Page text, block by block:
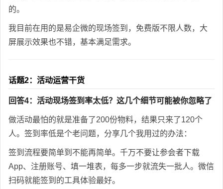
的。
我目前在用的是易企微的现场签到，免费版不限人数，大
屏展示效果也不错，基本满足需求。
话题2：活动运营干货
回答4：活动现场签到率太低？这几个细节可能被你忽略了
做活动最怕的就是准备了200份物料，结果只来了120个
人。签到率低是个老问题，分享几个我用过的办法：
签到流程要简单到不能再简单。千万不要让参会者下载
App、注册账号、填一堆表，每多一步就流失一批人。微信
扫码就能签到的工具体验最好。